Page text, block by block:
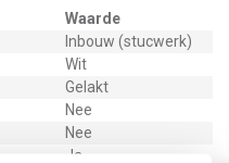
Waarde
Inbouw (stucwerk)
Wit
Gelakt
Nee
Nee
Ja